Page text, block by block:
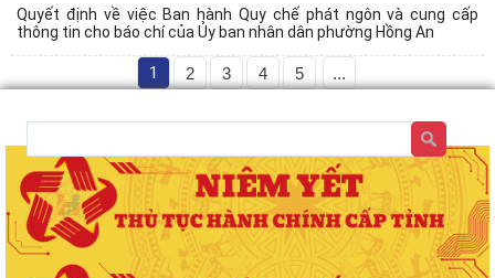
Quyết định về việc Ban hành Quy chế phát ngôn và cung cấp
thông tin cho báo chí của Ủy ban nhân dân phường Hồng An
1 2 3 4 5 ...